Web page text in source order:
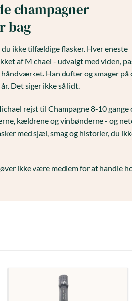
champagner
bag
ikke tilfældige flasker. Hver eneste
af Michael - udvalgt med viden,
Han dufter og smager på
Det siger ikke så lidt.
rejst til Champagne 8-10 gange
kældrene og vinbønderne - og
med sjæl, smag og historier, du
ikke være medlem for at handle